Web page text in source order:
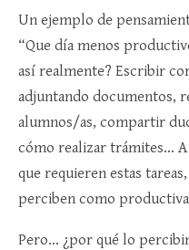
Un ejemplo de
“Que día menos
así realmente? Escribir
adjuntando documentos,
alumnos/as, compartir
cómo realizar trámites…
que requieren estas
perciben como
Pero… ¿por qué lo